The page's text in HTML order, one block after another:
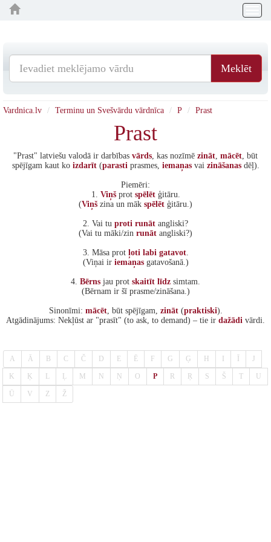
Meklēt
Vardnica.lv Terminu un Svešvārdu vārdnīca P Prast
Prast
"Prast" latviešu valodā ir darbības vārds, kas nozīmē zināt, mācēt, būt
spējīgam kaut ko izdarīt(parastiprasmes, iemaņasvai zināšanasdēļ).
Piemēri:
1. Viņšprot spēlētģitāru.
(Viņš zina un māk spēlēt ģitāru.)
2. Vai tu proti runāt angliski?
(Vai tu māki/zin runāt angliski?)
3. Māsa prot ļoti labi gatavot.
(Viņai ir iemaņasgatavošanā.)
4. Bērns jau prot skaitīt līdz simtam.
(Bērnam ir šī prasme/zināšana.)
Sinonīmi: mācēt, būt spējīgam, zināt(praktiski).
Atgādinājums: Nekļūst ar "prasīt" (to ask, to demand) – tie ir dažādi vārdi.
A Ā B C Č D E Ē F G Ģ H J
K Ķ L Ļ M N Ņ O P R Ŗ S Š T U
Ū V Z Ž